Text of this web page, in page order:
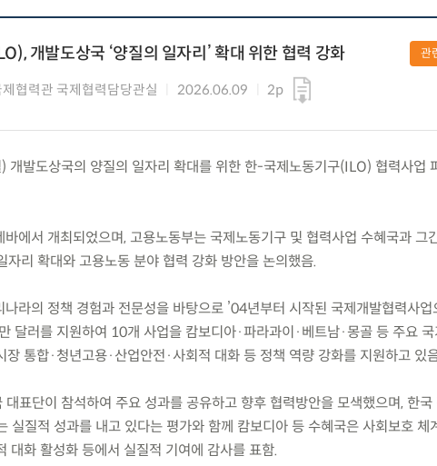
개발도상국 ‘양질의 일자리’ 확대 위한 협력 강화
협력관 국제협력담당관실 2026.06.09 2p
관
개발도상국의 양질의 일자리 확대를 위한 한-국제노동기구(ILO) 협력사업
에서 개최되었으며, 고용노동부는 국제노동기구 및 협력사업 수혜국과 그
자리 확대와 고용노동 분야 협력 강화 방안을 논의했음.
라의 정책 경험과 전문성을 바탕으로 ’04년부터 시작된 국제개발협력사업
달러를 지원하여 10개 사업을 캄보디아·파라과이·베트남·몽골 등 주요 국
장 통합·청년고용·산업안전·사회적 대화 등 정책 역량 강화를 지원하고 있
표단이 참석하여 주요 성과를 공유하고 향후 협력방안을 모색했으며, 한국
실질적 성과를 내고 있다는 평가와 함께 캄보디아 등 수혜국은 사회보호 체
대화 활성화 등에서 실질적 기여에 감사를 표함.